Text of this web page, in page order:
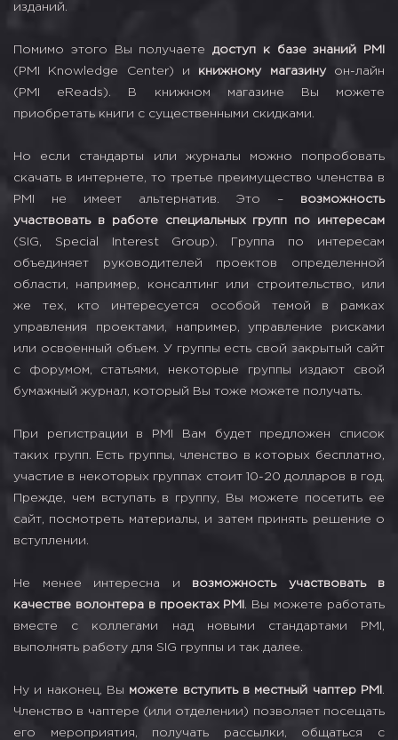
изданий.
Помимо этого Вы получаете доступ к базе знаний PMI
(PMI Knowledge Center) и книжному магазинуон-лайн
(PMI eReads). В книжном магазине Вы можете
приобретать книги с существенными скидками.
Но если стандарты или журналы можно попробовать
скачать в интернете, то третье преимущество членства в
PMI не имеет альтернатив. Это – возможность
участвовать в работе специальных групп по интересам
(SIG, Special Interest Group). Группа по интересам
объединяет руководителей проектов определенной
области, например, консалтинг или строительство, или
же тех, кто интересуется особой темой в рамках
управления проектами, например, управление рисками
или освоенный объем. У группы есть свой закрытый сайт
с форумом, статьями, некоторые группы издают свой
бумажный журнал, который Вы тоже можете получать.
При регистрации в PMI Вам будет предложен список
таких групп. Есть группы, членство в которых бесплатно,
участие в некоторых группах стоит 10-20 долларов в год.
Прежде, чем вступать в группу, Вы можете посетить ее
сайт, посмотреть материалы, и затем принять решение о
вступлении.
Не менее интересна и возможность участвовать в
качестве волонтера в проектах PMI . Вы можете работать
вместе с коллегами над новыми стандартами PMI,
выполнять работу для SIG группы и так далее.
Ну и наконец, Вы можете вступить в местный чаптер PMI
Членство в чаптере (или отделении) позволяет посещать
его мероприятия, получать рассылки, общаться с